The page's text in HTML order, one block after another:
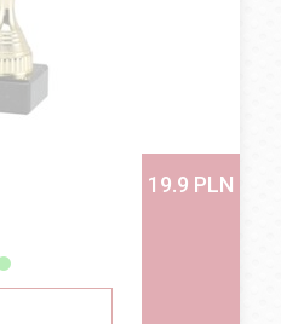
19.9 PLN